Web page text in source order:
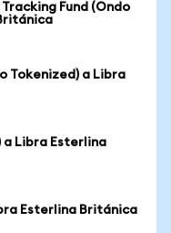
Fund (Ondo
Tokenized) a Libra
a Libra Esterlina
Esterlina Británica